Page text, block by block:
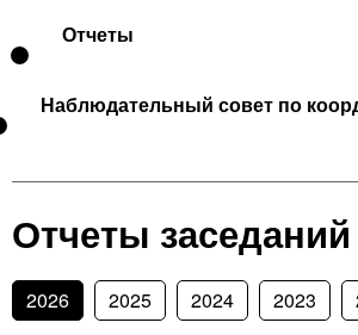
Отчеты
Наблюдательный совет по
Отчеты
2026 2025 2024 2023